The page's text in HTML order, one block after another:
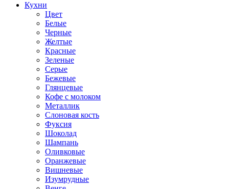
Кухни
Цвет
Белые
Черные
Желтые
Красные
Зеленые
Серые
Бежевые
Глянцевые
Кофе с молоком
Металлик
Слоновая кость
Фуксия
Шоколад
Шампань
Оливковые
Оранжевые
Вишневые
Изумрудные